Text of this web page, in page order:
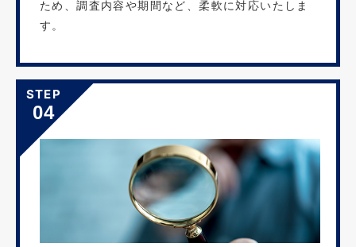
ため、調査内容や期間など、柔軟に対応いたしま
す。
STEP
04